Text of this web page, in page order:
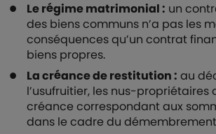
Le régime matrimonial : un
des biens communs n’a pas les
conséquences qu’un contrat
biens propres.
La créance de restitution : au
l’usufruitier, les nus-propriétaires
créance correspondant aux
dans le cadre du démembrement